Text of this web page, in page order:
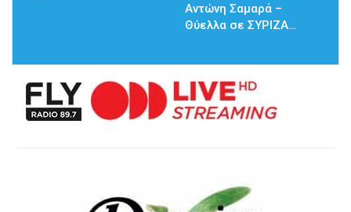
Αντώνη Σαμαρά –
Θύελλα σε ΣΥΡΙΖΑ…